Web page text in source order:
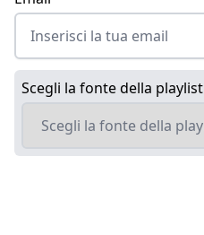
Scegli la fonte della playlist